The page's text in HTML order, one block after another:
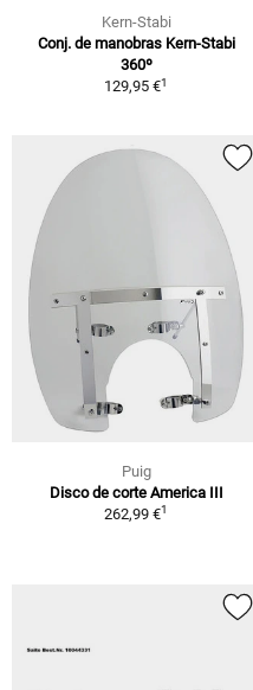
Kern-Stabi
Conj. de manobras Kern-Stabi
360º
129,95 €1
Puig
Disco de corte America III
262,99 €1